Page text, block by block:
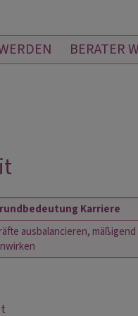
BERATER
Karriere
ausbalancieren, mäßigend